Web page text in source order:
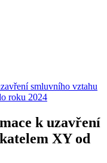
smluvního vztahu
roku 2024
k uzavření
XY od